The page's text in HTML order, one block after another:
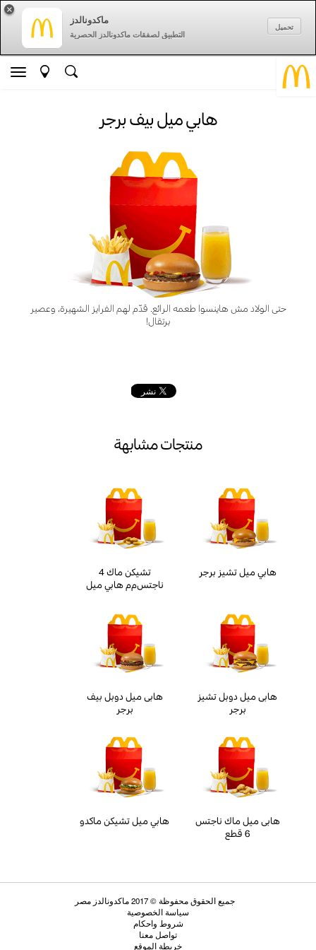
ماكدونالدز
التطبيق لصفقات ماكدونالدز الحصرية
تحميل
×
هابي ميل بيف برجر
حتى الولاد مش هاينسوا طعمه الرائع. قدّم لهم الفرايز الشهيرة، وعصير
برتقال!
منتجات مشابهة
هابي ميل تشيز برجر
4 تشيكن ماك
ناجتسﻡم هابي ميل
هابى ميل دوبل تشيز
برجر
هابى ميل دوبل بيف
برجر
هابى ميل ماك ناجتس
6 قطع
هابي ميل تشيكن ماكدو
سياسة الخصوصية
شروط واحكام
تواصل معنا
خريطة الموقع